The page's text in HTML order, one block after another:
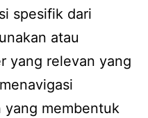
spesifik dari
atau
yang relevan yang
yang membentuk